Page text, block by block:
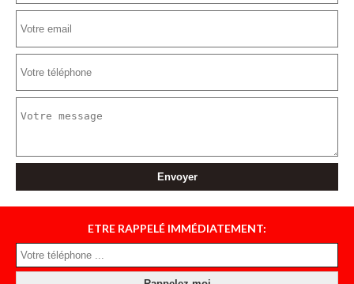
ETRE RAPPELÉ IMMÉDIATEMENT: